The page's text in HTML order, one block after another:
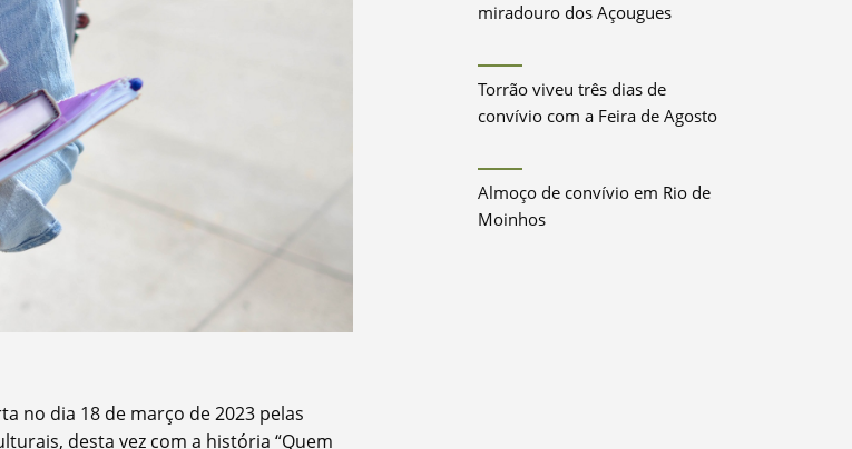
no dia 18 de março de 2023 pelas
desta vez com a história “Quem
miradouro dos Açougues
Torrão viveu três dias de
convívio com a Feira de Agosto
Almoço de convívio em Rio de
Moinhos